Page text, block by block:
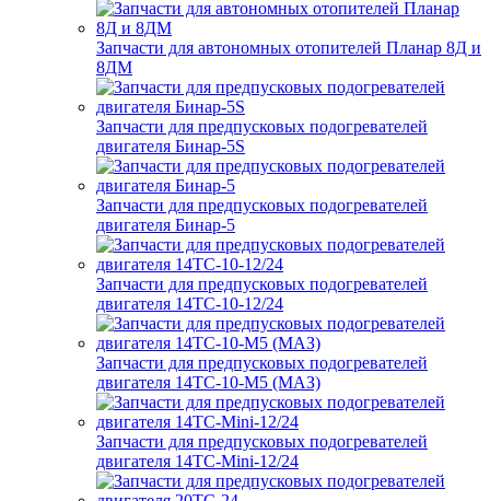
Запчасти для автономных отопителей Планар 8Д и
8ДМ
Запчасти для предпусковых подогревателей
двигателя Бинар-5S
Запчасти для предпусковых подогревателей
двигателя Бинар-5
Запчасти для предпусковых подогревателей
двигателя 14ТС-10-12/24
Запчасти для предпусковых подогревателей
двигателя 14ТС-10-М5 (МАЗ)
Запчасти для предпусковых подогревателей
двигателя 14ТС-Mini-12/24